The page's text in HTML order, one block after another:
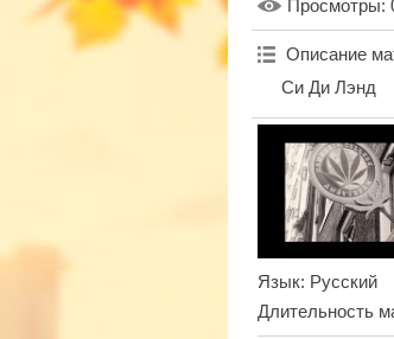
Просмотры:
Описание
Си Ди Лэнд
Язык: Русский
Длительность